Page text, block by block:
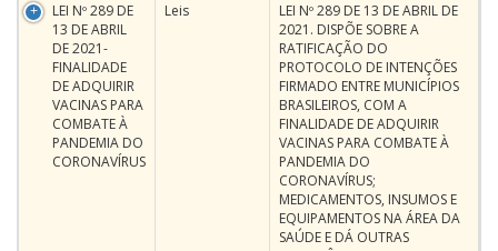
LEI Nº 289 DE
13 DE ABRIL
DE 2021-
FINALIDADE
DE ADQUIRIR
VACINAS PARA
COMBATE À
PANDEMIA DO
CORONAVÍRUS
Leis
LEI Nº 289 DE 13 DE ABRIL DE
2021. DISPÕE SOBRE A
RATIFICAÇÃO DO
PROTOCOLO DE INTENÇÕES
FIRMADO ENTRE MUNICÍPIOS
BRASILEIROS, COM A
FINALIDADE DE ADQUIRIR
VACINAS PARA COMBATE À
PANDEMIA DO
CORONAVÍRUS;
MEDICAMENTOS, INSUMOS E
EQUIPAMENTOS NA ÁREA DA
SAÚDE E DÁ OUTRAS